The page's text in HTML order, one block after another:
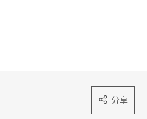
分享